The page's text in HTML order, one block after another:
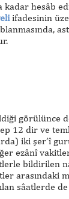
kadar hesâb
ifadesinin
görülünce
12 dir ve
iki şer’î
ezânî
bildirilen
arasındaki
sâatlerde de